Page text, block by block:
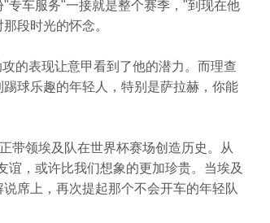
专车服务"一接就是整个赛季，"到现在他
段时光的怀念。
表现让意甲看到了他的潜力。而理查
球乐趣的年轻人，特别是萨拉赫，你能
领埃及队在世界杯赛场创造历史。从
，或许比我们想象的更加珍贵。当埃及
席上，再次提起那个不会开车的年轻队